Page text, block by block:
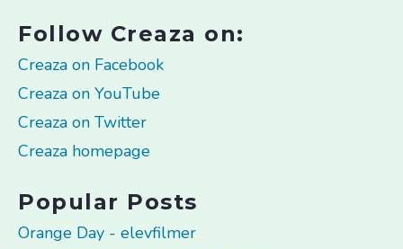
Follow Creaza on:
Creaza on Facebook
Creaza on YouTube
Creaza on Twitter
Creaza homepage
Popular Posts
Orange Day - elevfilmer